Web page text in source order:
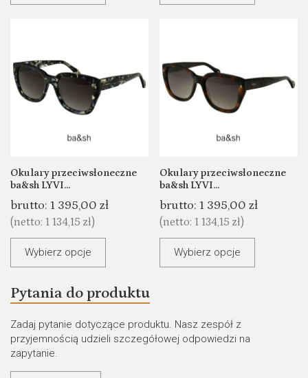
Okulary przeciwsłoneczne
ba&sh LYVI...
brutto: 1 395,00 zł
(netto: 1 134,15 zł)
Wybierz opcje
Okulary przeciwsłoneczne
ba&sh LYVI...
brutto: 1 395,00 zł
(netto: 1 134,15 zł)
Wybierz opcje
Pytania do produktu
Zadaj pytanie dotyczące produktu. Nasz zespół z
przyjemnością udzieli szczegółowej odpowiedzi na
zapytanie.